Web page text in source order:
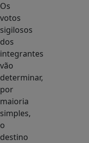
Os
votos
sigilosos
dos
integrantes
vão
determinar,
por
maioria
simples,
o
destino